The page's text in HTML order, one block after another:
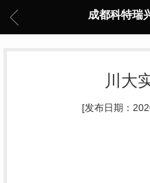
成都科特瑞
川大
[发布日期：